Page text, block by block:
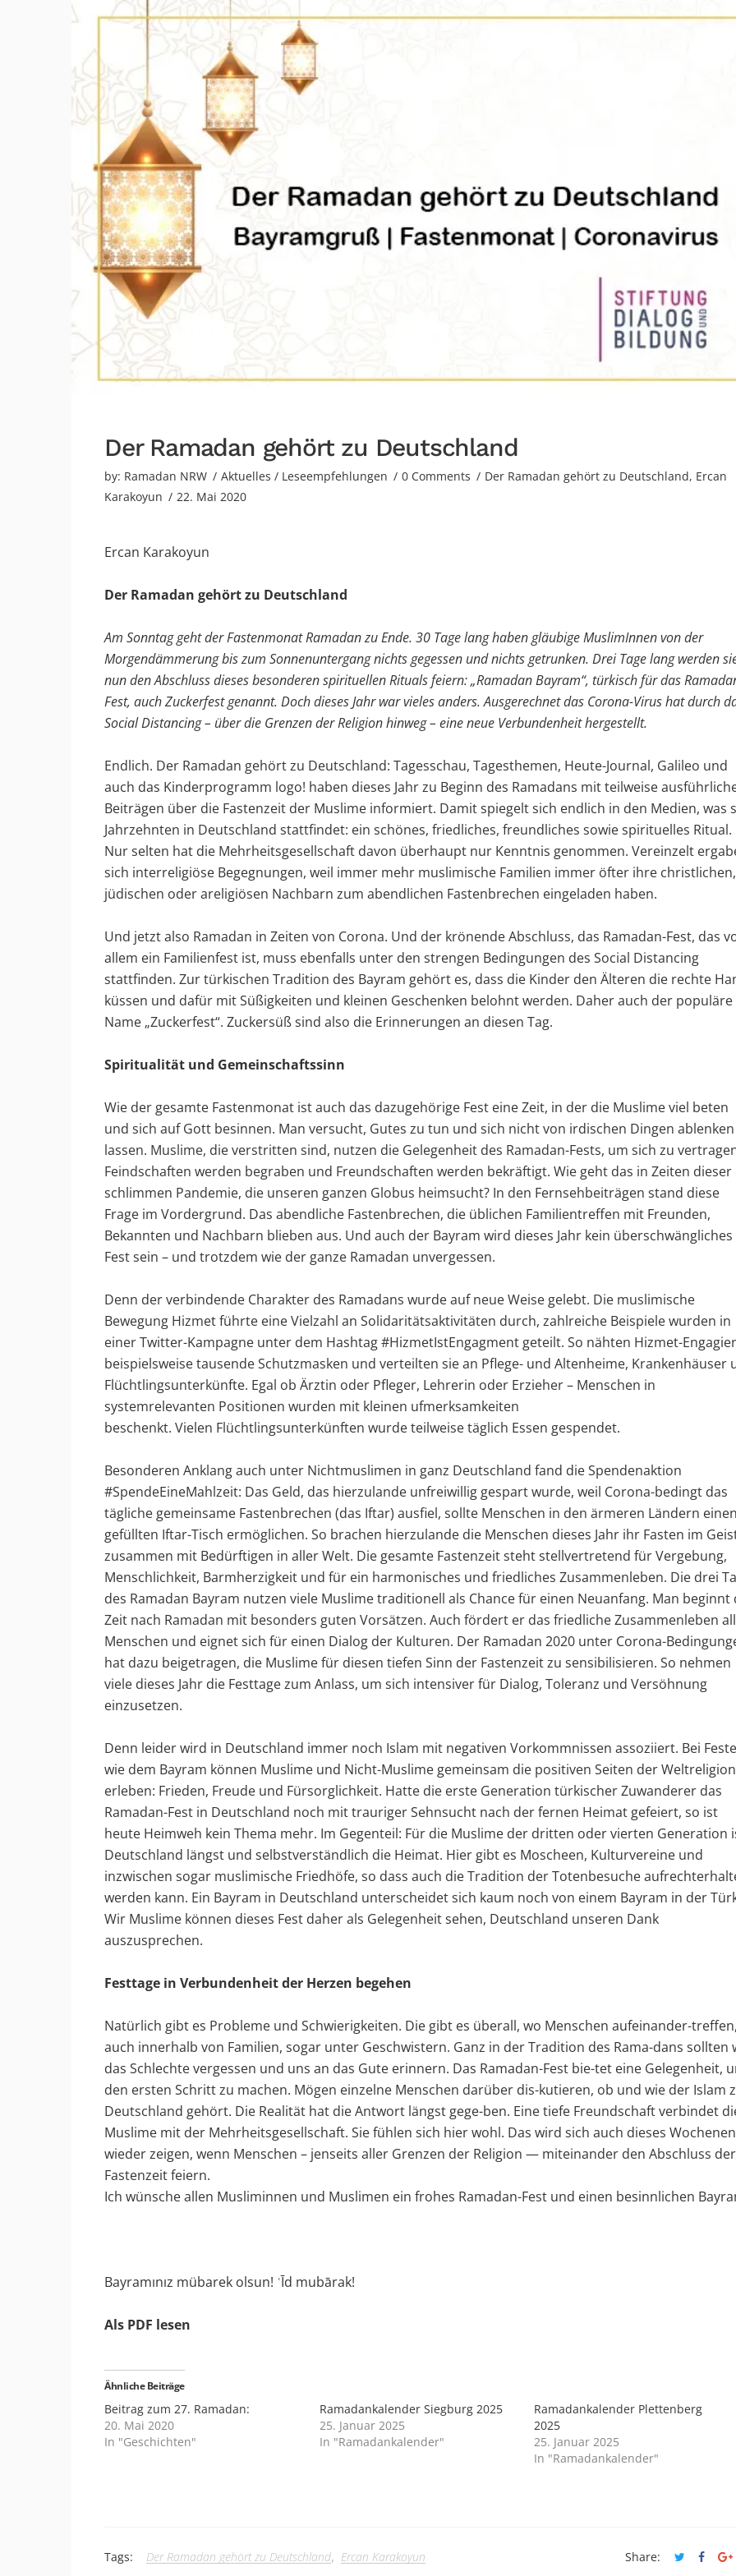
Der Ramadan gehört zu Deutschland
by: Ramadan NRW Aktuelles / Leseempfehlungen 0 Comments Der Ramadan gehört zu Deutschland, Ercan
Karakoyun
22. Mai 2020
Ercan Karakoyun
Der Ramadan gehört zu Deutschland
Am Sonntag geht der Fastenmonat Ramadan zu Ende. 30 Tage lang haben gläubige MuslimInnen von der
Morgendämmerung bis zum Sonnenuntergang nichts gegessen und nichts getrunken. Drei Tage lang werden
nun den Abschluss dieses besonderen spirituellen Rituals feiern: „Ramadan Bayram“, türkisch für das
Fest, auch Zuckerfest genannt. Doch dieses Jahr war vieles anders. Ausgerechnet das Corona-Virus hat durch
Social Distancing – über die Grenzen der Religion hinweg – eine neue Verbundenheit hergestellt.
Endlich. Der Ramadan gehört zu Deutschland: Tagesschau, Tagesthemen, Heute-Journal, Galileo und
auch das Kinderprogramm logo! haben dieses Jahr zu Beginn des Ramadans mit teilweise
Beiträgen über die Fastenzeit der Muslime informiert. Damit spiegelt sich endlich in den Medien, was
Jahrzehnten in Deutschland stattfindet: ein schönes, friedliches, freundliches sowie spirituelles Ritual.
Nur selten hat die Mehrheitsgesellschaft davon überhaupt nur Kenntnis genommen. Vereinzelt
sich interreligiöse Begegnungen, weil immer mehr muslimische Familien immer öfter ihre christlichen,
jüdischen oder areligiösen Nachbarn zum abendlichen Fastenbrechen eingeladen haben.
Und jetzt also Ramadan in Zeiten von Corona. Und der krönende Abschluss, das Ramadan-Fest, das
allem ein Familienfest ist, muss ebenfalls unter den strengen Bedingungen des Social Distancing
stattfinden. Zur türkischen Tradition des Bayram gehört es, dass die Kinder den Älteren die rechte
küssen und dafür mit Süßigkeiten und kleinen Geschenken belohnt werden. Daher auch der populäre
Name „Zuckerfest“. Zuckersüß sind also die Erinnerungen an diesen Tag.
Spiritualität und Gemeinschaftssinn
Wie der gesamte Fastenmonat ist auch das dazugehörige Fest eine Zeit, in der die Muslime viel beten
und sich auf Gott besinnen. Man versucht, Gutes zu tun und sich nicht von irdischen Dingen
lassen. Muslime, die verstritten sind, nutzen die Gelegenheit des Ramadan-Fests, um sich zu
Feindschaften werden begraben und Freundschaften werden bekräftigt. Wie geht das in Zeiten dieser
schlimmen Pandemie, die unseren ganzen Globus heimsucht? In den Fernsehbeiträgen stand diese
Frage im Vordergrund. Das abendliche Fastenbrechen, die üblichen Familientreffen mit Freunden,
Bekannten und Nachbarn blieben aus. Und auch der Bayram wird dieses Jahr kein überschwängliches
Fest sein – und trotzdem wie der ganze Ramadan unvergessen.
Denn der verbindende Charakter des Ramadans wurde auf neue Weise gelebt. Die muslimische
Bewegung Hizmet führte eine Vielzahl an Solidaritätsaktivitäten durch, zahlreiche Beispiele wurden in
einer Twitter-Kampagne unter dem Hashtag #HizmetIstEngagment geteilt. So nähten Hizmet-
beispielsweise tausende Schutzmasken und verteilten sie an Pflege- und Altenheime, Krankenhäuser
Flüchtlingsunterkünfte. Egal ob Ärztin oder Pfleger, Lehrerin oder Erzieher – Menschen in
systemrelevanten Positionen wurden mit kleinen ufmerksamkeiten
beschenkt. Vielen Flüchtlingsunterkünften wurde teilweise täglich Essen gespendet.
Besonderen Anklang auch unter Nichtmuslimen in ganz Deutschland fand die Spendenaktion
#SpendeEineMahlzeit: Das Geld, das hierzulande unfreiwillig gespart wurde, weil Corona-bedingt das
tägliche gemeinsame Fastenbrechen (das Iftar) ausfiel, sollte Menschen in den ärmeren Ländern einen
gefüllten Iftar-Tisch ermöglichen. So brachen hierzulande die Menschen dieses Jahr ihr Fasten im
zusammen mit Bedürftigen in aller Welt. Die gesamte Fastenzeit steht stellvertretend für Vergebung,
Menschlichkeit, Barmherzigkeit und für ein harmonisches und friedliches Zusammenleben. Die drei
des Ramadan Bayram nutzen viele Muslime traditionell als Chance für einen Neuanfang. Man beginnt
Zeit nach Ramadan mit besonders guten Vorsätzen. Auch fördert er das friedliche Zusammenleben
Menschen und eignet sich für einen Dialog der Kulturen. Der Ramadan 2020 unter Corona-
hat dazu beigetragen, die Muslime für diesen tiefen Sinn der Fastenzeit zu sensibilisieren. So nehmen
viele dieses Jahr die Festtage zum Anlass, um sich intensiver für Dialog, Toleranz und Versöhnung
einzusetzen.
Denn leider wird in Deutschland immer noch Islam mit negativen Vorkommnissen assoziiert. Bei
wie dem Bayram können Muslime und Nicht-Muslime gemeinsam die positiven Seiten der Weltreligion
erleben: Frieden, Freude und Fürsorglichkeit. Hatte die erste Generation türkischer Zuwanderer das
Ramadan-Fest in Deutschland noch mit trauriger Sehnsucht nach der fernen Heimat gefeiert, so ist
heute Heimweh kein Thema mehr. Im Gegenteil: Für die Muslime der dritten oder vierten Generation
Deutschland längst und selbstverständlich die Heimat. Hier gibt es Moscheen, Kulturvereine und
inzwischen sogar muslimische Friedhöfe, so dass auch die Tradition der Totenbesuche
werden kann. Ein Bayram in Deutschland unterscheidet sich kaum noch von einem Bayram in der
Wir Muslime können dieses Fest daher als Gelegenheit sehen, Deutschland unseren Dank
auszusprechen.
Festtage in Verbundenheit der Herzen begehen
Natürlich gibt es Probleme und Schwierigkeiten. Die gibt es überall, wo Menschen aufeinander-treffen,
auch innerhalb von Familien, sogar unter Geschwistern. Ganz in der Tradition des Rama-dans sollten
das Schlechte vergessen und uns an das Gute erinnern. Das Ramadan-Fest bie-tet eine Gelegenheit,
den ersten Schritt zu machen. Mögen einzelne Menschen darüber dis-kutieren, ob und wie der Islam
Deutschland gehört. Die Realität hat die Antwort längst gege-ben. Eine tiefe Freundschaft verbindet
Muslime mit der Mehrheitsgesellschaft. Sie fühlen sich hier wohl. Das wird sich auch dieses
wieder zeigen, wenn Menschen – jenseits aller Grenzen der Religion — miteinander den Abschluss der
Fastenzeit feiern.
Ich wünsche allen Musliminnen und Muslimen ein frohes Ramadan-Fest und einen besinnlichen
Bayramınız mübarek olsun! ʿĪd mubārak!
Als PDF lesen
Ähnliche Beiträge
Beitrag zum 27. Ramadan:
20. Mai 2020
In "Geschichten"
Ramadankalender Siegburg 2025
25. Januar 2025
In "Ramadankalender"
Ramadankalender Plettenberg
2025
25. Januar 2025
In "Ramadankalender"
Tags: Der Ramadan gehört zu Deutschland, Ercan Karakoyun Share: